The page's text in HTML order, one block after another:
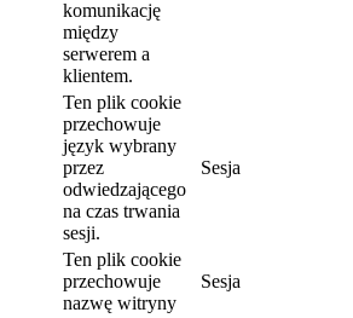
komunikację
między
serwerem a
klientem.
Ten plik cookie
przechowuje
język wybrany
przez
odwiedzającego
na czas trwania
sesji.
Sesja
Ten plik cookie
przechowuje
nazwę witryny
Sesja